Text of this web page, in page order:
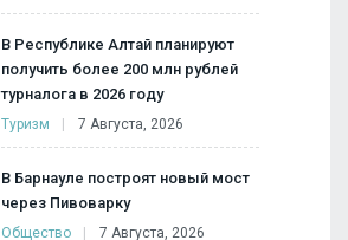
В Республике Алтай планируют
получить более 200 млн рублей
турналога в 2026 году
Туризм 7 Августа, 2026
В Барнауле построят новый мост
через Пивоварку
Общество 7 Августа, 2026